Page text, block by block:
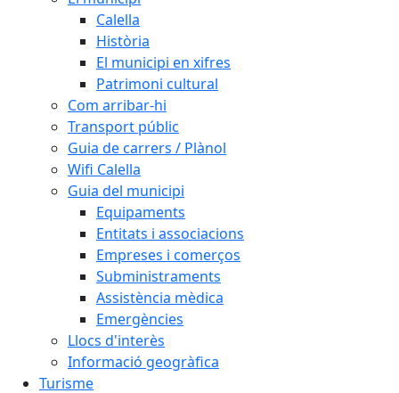
Calella
Història
El municipi en xifres
Patrimoni cultural
Com arribar-hi
Transport públic
Guia de carrers / Plànol
Wifi Calella
Guia del municipi
Equipaments
Entitats i associacions
Empreses i comerços
Subministraments
Assistència mèdica
Emergències
Llocs d'interès
Informació geogràfica
Turisme